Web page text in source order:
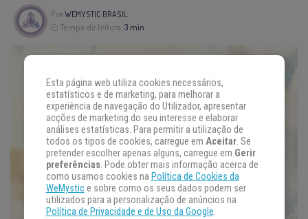
PorWEMYSTIC BRASIL
Tempo de leitura: 3 min
Esta página web utiliza cookies necessários,
estatísticos e de marketing, para melhorar a
experiência de navegação do Utilizador, apresentar
acções de marketing do seu interesse e elaborar
análises estatísticas. Para permitir a utilização de
todos os tipos de cookies, carregue em Aceitar. Se
pretender escolher apenas alguns, carregue em Gerir
preferências. Pode obter mais informação acerca de
como usamos cookies na Política de Cookies da
WeMystice sobre como os seus dados podem ser
utilizados para a personalização de anúncios na
Política de Privacidade e de Uso da Google.